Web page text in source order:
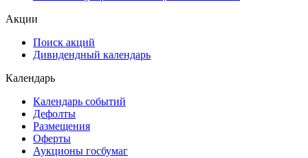
ESG
Самые популярные облигации на Cbonds.ru
Дивидендный календарь
Календарь
Календарь событий